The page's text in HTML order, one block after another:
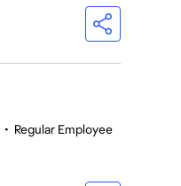
• Regular Employee